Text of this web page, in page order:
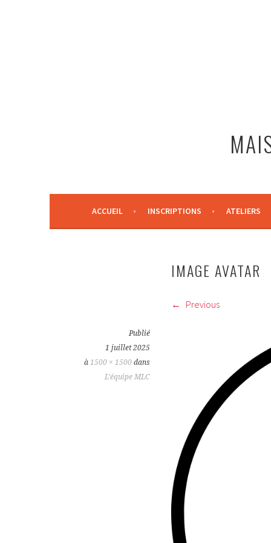
ACCUEIL INSCRIPTIONS ATELIERS
IMAGE AVATAR
Previous
Publié
1 juillet 2025
à 1500 × 1500 dans
L’équipe MLC